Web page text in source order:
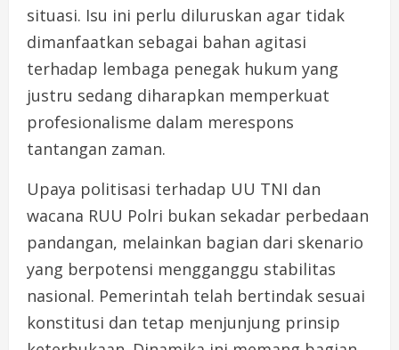
situasi. Isu ini perlu diluruskan agar tidak
dimanfaatkan sebagai bahan agitasi
terhadap lembaga penegak hukum yang
justru sedang diharapkan memperkuat
profesionalisme dalam merespons
tantangan zaman.
Upaya politisasi terhadap UU TNI dan
wacana RUU Polri bukan sekadar perbedaan
pandangan, melainkan bagian dari skenario
yang berpotensi mengganggu stabilitas
nasional. Pemerintah telah bertindak sesuai
konstitusi dan tetap menjunjung prinsip